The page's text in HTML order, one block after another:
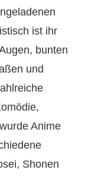
ist ihr
bunten
und
Anime
Shonen